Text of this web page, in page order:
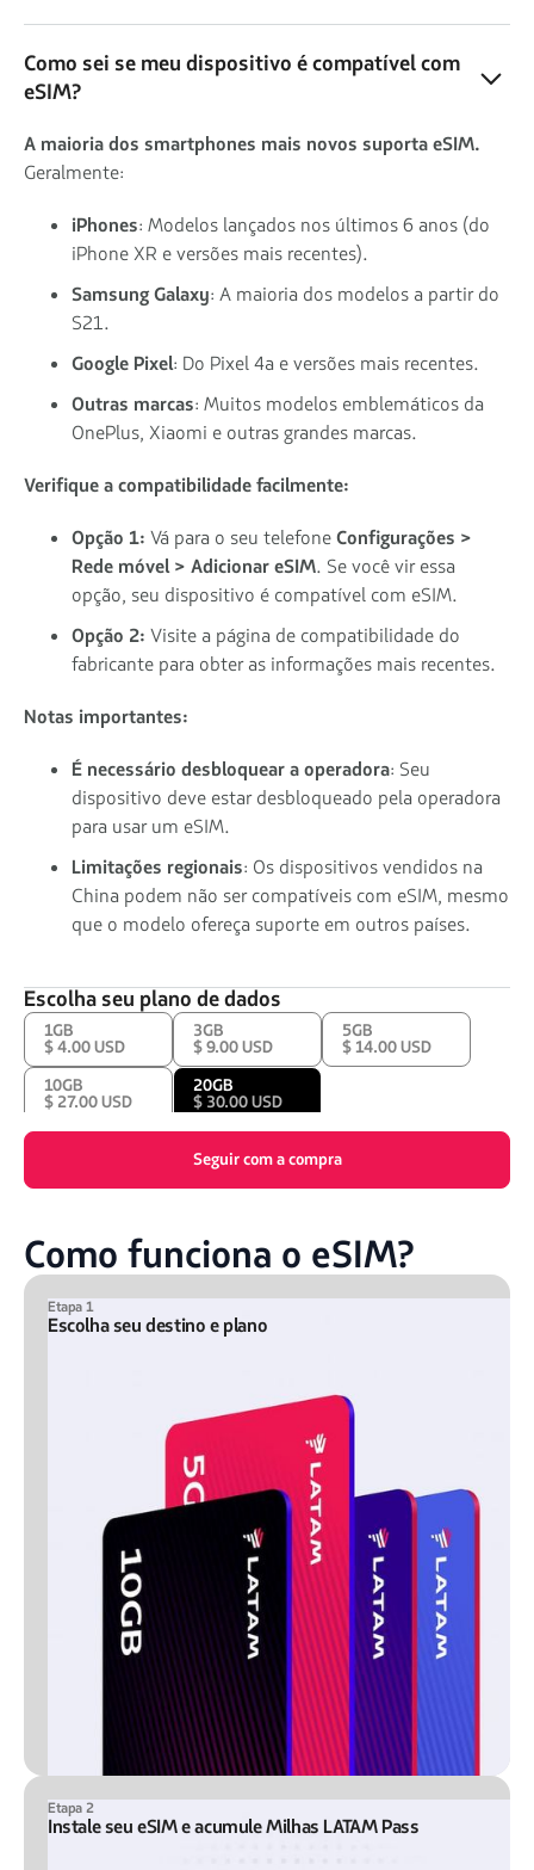
Como sei se meu dispositivo é compatível com
eSIM?
A maioria dos smartphones mais novos suporta eSIM.
Geralmente:
iPhones: Modelos lançados nos últimos 6 anos (do
iPhone XR e versões mais recentes).
Samsung Galaxy: A maioria dos modelos a partir do
S21.
Google Pixel: Do Pixel 4a e versões mais recentes.
Outras marcas: Muitos modelos emblemáticos da
OnePlus, Xiaomi e outras grandes marcas.
Verifique a compatibilidade facilmente:
Opção 1: Vá para o seu telefoneConfigurações >
Rede móvel > Adicionar eSIM. Se você vir essa
opção, seu dispositivo é compatível com eSIM.
Opção 2: Visite a página de compatibilidade do
fabricante para obter as informações mais recentes.
Notas importantes:
É necessário desbloquear a operadora: Seu
dispositivo deve estar desbloqueado pela operadora
para usar um eSIM.
Limitações regionais: Os dispositivos vendidos na
China podem não ser compatíveis com eSIM, mesmo
que o modelo ofereça suporte em outros países.
Escolha seu plano de dados
1GB
$ 4.00 USD
3GB
$ 9.00 USD
5GB
$ 14.00 USD
10GB
$ 27.00 USD
20GB
$ 30.00 USD
Seguir com a compra
Como funciona o eSIM?
Etapa 1
Escolha seu destino e plano
Etapa 2
Instale seu eSIM e acumule Milhas LATAM Pass